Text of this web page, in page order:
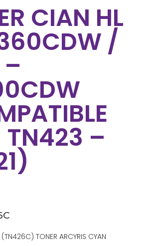
CIAN HL
/
TN423 –
TONER ARCYRIS CYAN